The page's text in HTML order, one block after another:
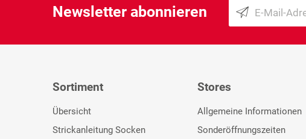
Newsletter abonnieren
Sortiment
Übersicht
Strickanleitung Socken
Stores
Allgemeine Informationen
Sonderöffnungszeiten